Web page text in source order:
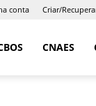
conta Criar/
CNAES